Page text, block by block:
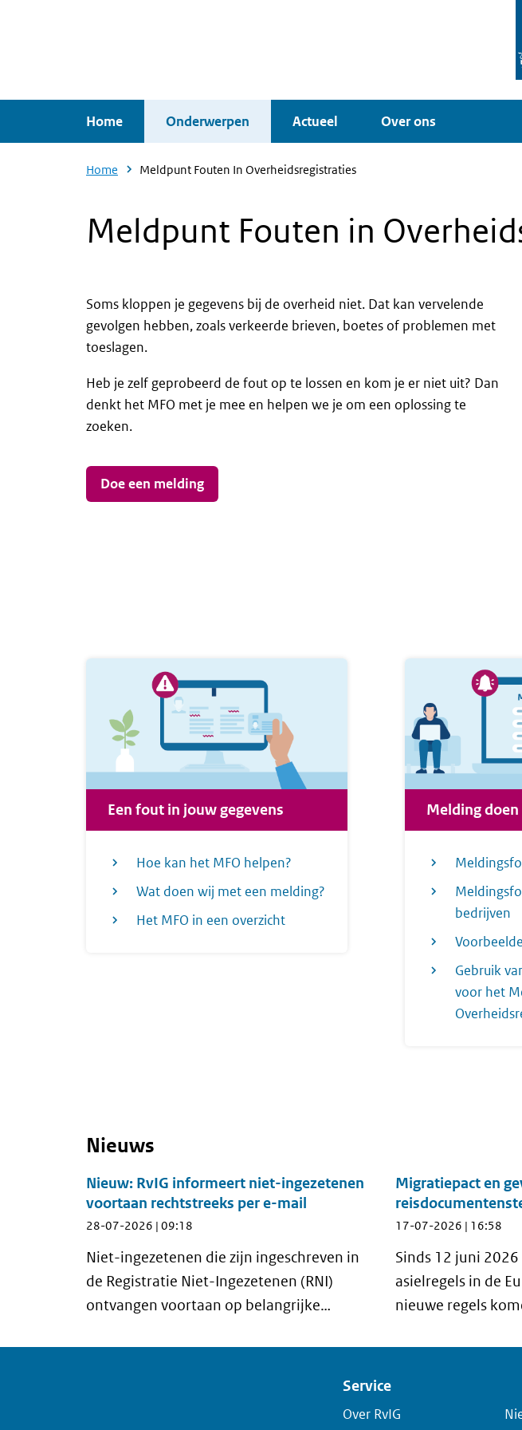
de
gaan
Home Onderwerpen Actueel Over ons
Home Meldpunt Fouten In Overheidsregistraties
Meldpunt Fouten in
Soms kloppen je gegevens bij de overheid niet. Dat kan vervelende
gevolgen hebben, zoals verkeerde brieven, boetes of problemen met
toeslagen.
Heb je zelf geprobeerd de fout op te lossen en kom je er niet uit? Dan
denkt het MFO met je mee en helpen we je om een oplossing te
zoeken.
Doe een melding
Een fout in jouw gegevens
Hoe kan het MFO helpen?
Wat doen wij met een melding?
Het MFO in een overzicht
Melding
bedrijven
Gebruik
voor het
Nieuws
Nieuw: RvIG informeert niet-ingezetenen
voortaan rechtstreeks per e-mail
28-07-2026 | 09:18
Niet-ingezetenen die zijn ingeschreven in
de Registratie Niet-Ingezetenen (RNI)
ontvangen voortaan op belangrijke
de Rijksdienst voor Identiteitsgegevens
Migratiepact en
17-07-2026 | 16:58
Sinds 12 juni
asielregels in de
nieuwe regels
controles aan de
andere EU-landen
Service
Over RvIG